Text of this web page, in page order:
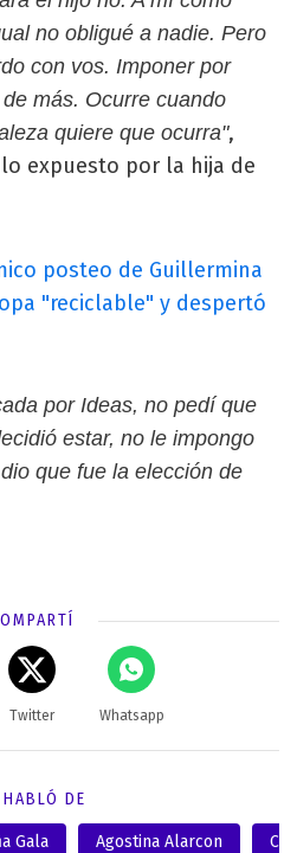
no obligué a nadie. Pero
con vos. Imponer por
más. Ocurre cuando
quiere que ocurra",
expuesto por la hija de
posteo de Guillermina
"reciclable" y despertó
por Ideas, no pedí que
estar, no le impongo
que fue la elección de
Twitter Whatsapp
DE
Gala Agostina Alarcon